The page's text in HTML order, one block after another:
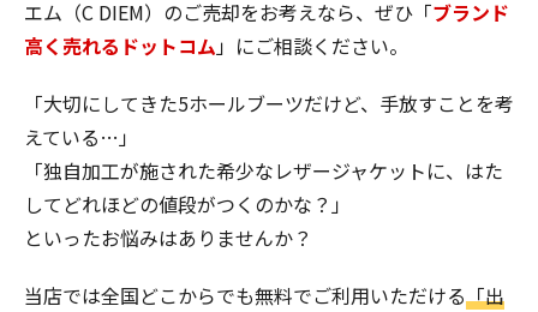
エム（C DIEM）のご売却をお考えなら、ぜひ「ブランド
高く売れるドットコム」にご相談ください。
「大切にしてきた5ホールブーツだけど、手放すことを考
えている…」
「独自加工が施された希少なレザージャケットに、はた
してどれほどの値段がつくのかな？」
といったお悩みはありませんか？
当店では全国どこからでも無料でご利用いただける「出